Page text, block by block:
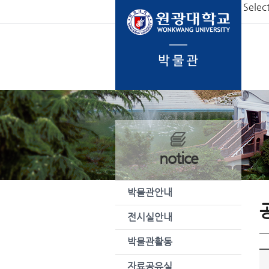
notice
박물관안내
전시실안내
박물관활동
자료공유실